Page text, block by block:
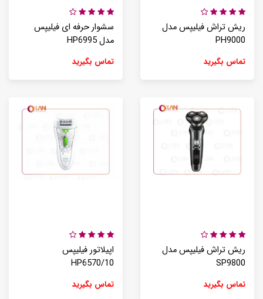
ریش تراش فیلیپس مدل
PH9000
تماس بگیرید
سشوار حرفه ای فیلیپس
مدل HP6995
تماس بگیرید
ریش تراش فیلیپس مدل
SP9800
تماس بگیرید
اپیلاتور فیلیپس
HP6570/10
تماس بگیرید